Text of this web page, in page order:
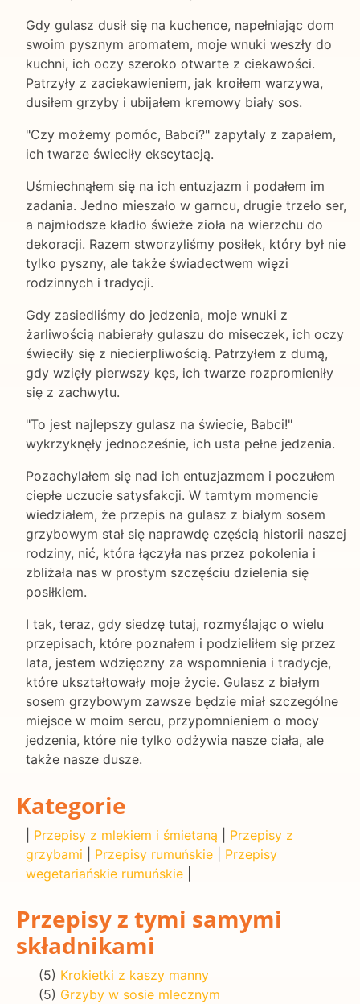
Gdy gulasz dusił się na kuchence, napełniając dom
swoim pysznym aromatem, moje wnuki weszły do
kuchni, ich oczy szeroko otwarte z ciekawości.
Patrzyły z zaciekawieniem, jak kroiłem warzywa,
dusiłem grzyby i ubijałem kremowy biały sos.
"Czy możemy pomóc, Babci?" zapytały z zapałem,
ich twarze świeciły ekscytacją.
Uśmiechnąłem się na ich entuzjazm i podałem im
zadania. Jedno mieszało w garncu, drugie trzeło ser,
a najmłodsze kładło świeże zioła na wierzchu do
dekoracji. Razem stworzyliśmy posiłek, który był nie
tylko pyszny, ale także świadectwem więzi
rodzinnych i tradycji.
Gdy zasiedliśmy do jedzenia, moje wnuki z
żarliwością nabierały gulaszu do miseczek, ich oczy
świeciły się z niecierpliwością. Patrzyłem z dumą,
gdy wzięły pierwszy kęs, ich twarze rozpromieniły
się z zachwytu.
"To jest najlepszy gulasz na świecie, Babci!"
wykrzyknęły jednocześnie, ich usta pełne jedzenia.
Pozachylałem się nad ich entuzjazmem i poczułem
ciepłe uczucie satysfakcji. W tamtym momencie
wiedziałem, że przepis na gulasz z białym sosem
grzybowym stał się naprawdę częścią historii naszej
rodziny, nić, która łączyła nas przez pokolenia i
zbliżała nas w prostym szczęściu dzielenia się
posiłkiem.
I tak, teraz, gdy siedzę tutaj, rozmyślając o wielu
przepisach, które poznałem i podzieliłem się przez
lata, jestem wdzięczny za wspomnienia i tradycje,
które ukształtowały moje życie. Gulasz z białym
sosem grzybowym zawsze będzie miał szczególne
miejsce w moim sercu, przypomnieniem o mocy
jedzenia, które nie tylko odżywia nasze ciała, ale
także nasze dusze.
Kategorie
Przepisy z mlekiem i śmietaną
Przepisy z
grzybami
Przepisy rumuńskie
Przepisy
wegetariańskie rumuńskie
Przepisy z tymi samymi
składnikami
(5) Krokietki z kaszy manny
(5) Grzyby w sosie mlecznym